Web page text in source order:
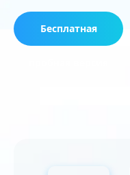
Бесплатная